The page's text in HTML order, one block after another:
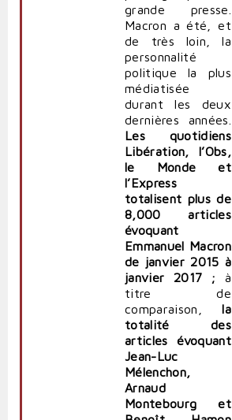
grande presse.
Macron a été, et
de très loin, la
personnalité
politique la plus
médiatisée
durant les deux
dernières années.
Les quotidiens
Libération, l’Obs,
le Monde et
l’Express
totalisent plus de
8,000 articles
évoquant
Emmanuel Macron
de janvier 2015 à
janvier 2017 ; à
titre de
comparaison,la
totalité des
articles évoquant
Jean-Luc
Mélenchon,
Arnaud
Montebourg et